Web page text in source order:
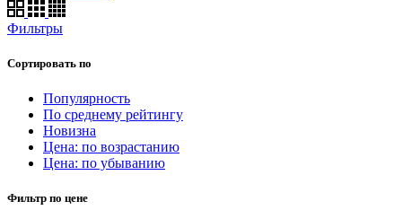
Фильтры
Сортировать по
Популярность
По среднему рейтингу
Новизна
Цена: по возрастанию
Цена: по убыванию
Фильтр по цене